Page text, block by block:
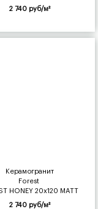
2 740 руб/м²
Керамогранит
Forest
HONEY 20x120 MATT
2 740 руб/м²